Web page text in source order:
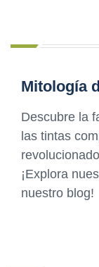
Mitología
Descubre la
las tintas
¡Explora
nuestro blog!